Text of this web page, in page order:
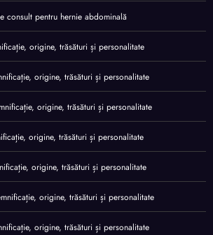
consult pentru hernie abdominală
origine, trăsături și personalitate
origine, trăsături și personalitate
origine, trăsături și personalitate
origine, trăsături și personalitate
origine, trăsături și personalitate
origine, trăsături și personalitate
origine, trăsături și personalitate